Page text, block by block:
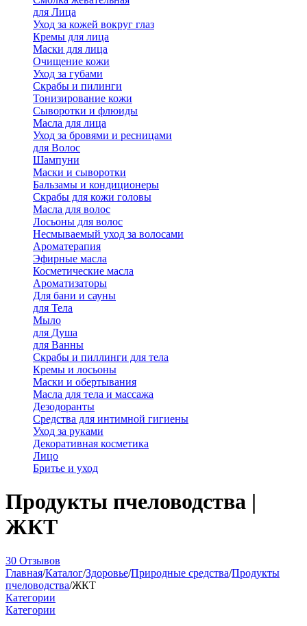
для Лица
Уход за кожей вокруг глаз
Кремы для лица
Маски для лица
Очищение кожи
Уход за губами
Скрабы и пилинги
Тонизирование кожи
Сыворотки и флюиды
Масла для лица
Уход за бровями и ресницами
для Волос
Шампуни
Маски и сыворотки
Бальзамы и кондиционеры
Скрабы для кожи головы
Масла для волос
Лосьоны для волос
Несмываемый уход за волосами
Ароматерапия
Эфирные масла
Косметические масла
Ароматизаторы
Для бани и сауны
для Тела
Мыло
для Душа
для Ванны
Скрабы и пиллинги для тела
Кремы и лосьоны
Маски и обертывания
Масла для тела и массажа
Дезодоранты
Средства для интимной гигиены
Уход за руками
Декоративная косметика
Лицо
Бритье и уход
Продукты пчеловодства |
ЖКТ
30 Отзывов
Главная/Каталог/Здоровье/Природные средства/Продукты
пчеловодства/ЖКТ
Категории
Категории